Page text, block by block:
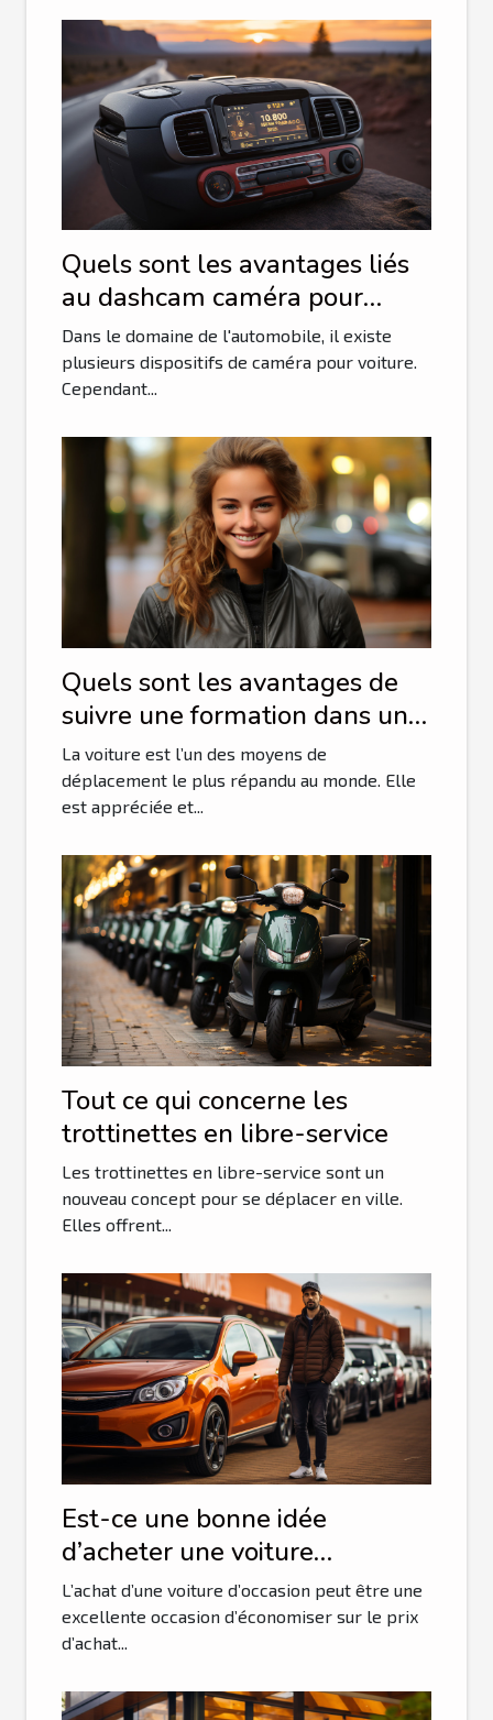
Quels sont les avantages liés
au dashcam caméra pour
voiture?
Dans le domaine de l'automobile, il existe
plusieurs dispositifs de caméra pour voiture.
Cependant...
Quels sont les avantages de
suivre une formation dans une
auto-école en ligne ?
La voiture est l’un des moyens de
déplacement le plus répandu au monde. Elle
est appréciée et...
Tout ce qui concerne les
trottinettes en libre-service
Les trottinettes en libre-service sont un
nouveau concept pour se déplacer en ville.
Elles offrent...
Est-ce une bonne idée
d’acheter une voiture
d’occasion ?
L’achat d’une voiture d’occasion peut être une
excellente occasion d’économiser sur le prix
d’achat...